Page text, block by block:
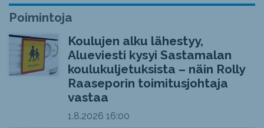
Poimintoja
Koulujen alku lähestyy,
Alueviesti kysyi Sastamalan
koulukuljetuksista – näin Rolly
Raaseporin toimitusjohtaja
vastaa
1.8.2026 16:00